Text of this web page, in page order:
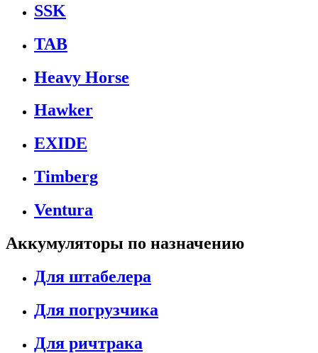
SSK
TAB
Heavy Horse
Hawker
EXIDE
Timberg
Ventura
Аккумуляторы по назначению
Для штабелера
Для погрузчика
Для ричтрака